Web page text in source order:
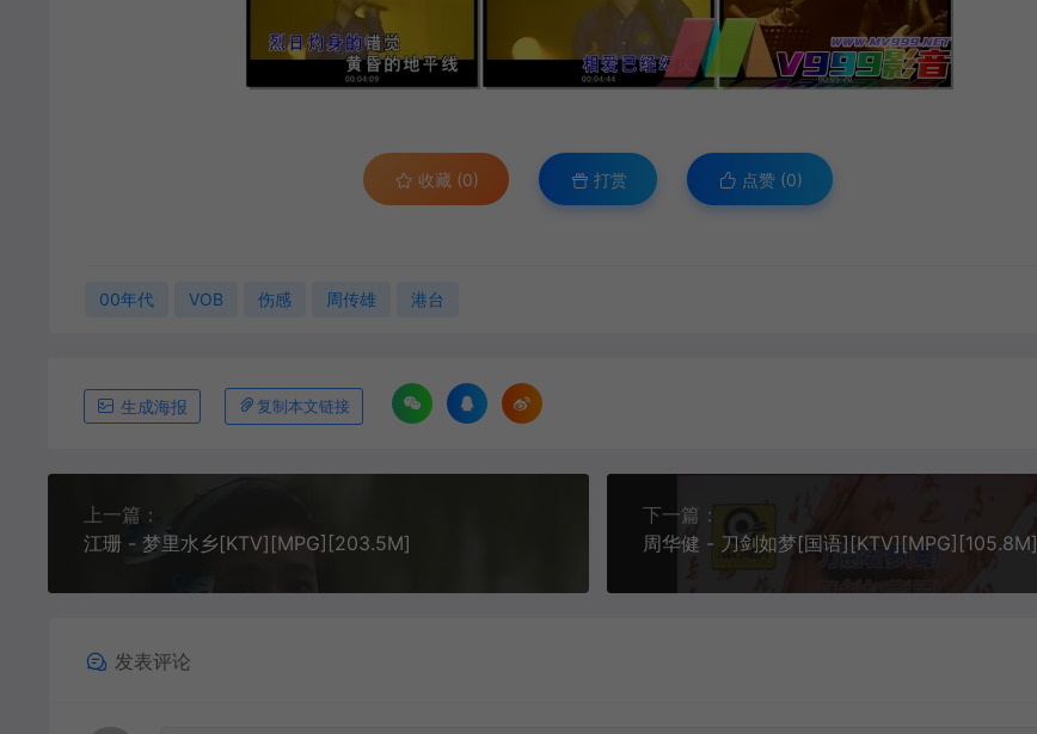
收藏 (0) 打赏 点赞 (0)
00年代 VOB 伤感 周传雄 港台
生成海报 复制本文链接
上一篇：
江珊 - 梦里水乡[KTV][MPG][203.5M]
下一篇：
周华健 - 刀剑如梦[国语][KTV][MPG][105.8M]
发表评论